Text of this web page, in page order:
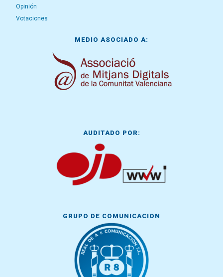
Opinión
Votaciones
MEDIO ASOCIADO A:
AUDITADO POR:
GRUPO DE COMUNICACIÓN